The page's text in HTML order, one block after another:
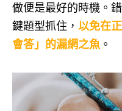
做便是最好的時機。
鍵題型抓住， 以免在
會答」的漏網之魚 。